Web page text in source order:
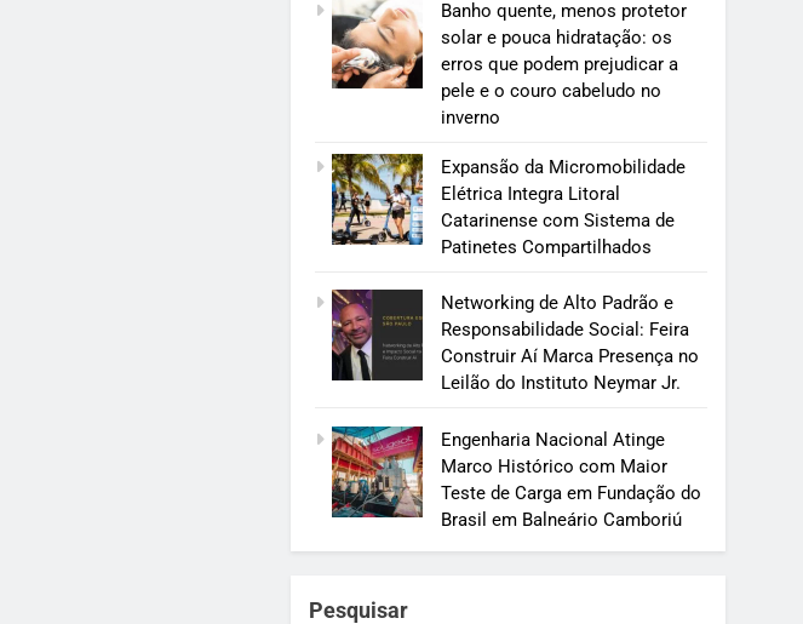
Banho quente, menos protetor
solar e pouca hidratação: os
erros que podem prejudicar a
pele e o couro cabeludo no
inverno
Expansão da Micromobilidade
Elétrica Integra Litoral
Catarinense com Sistema de
Patinetes Compartilhados
Networking de Alto Padrão e
Responsabilidade Social: Feira
Construir Aí Marca Presença no
Leilão do Instituto Neymar Jr.
Engenharia Nacional Atinge
Marco Histórico com Maior
Teste de Carga em Fundação do
Brasil em Balneário Camboriú
Pesquisar